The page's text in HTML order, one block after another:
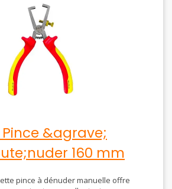
Pince &agrave;
160 mm
pince à dénuder manuelle offre